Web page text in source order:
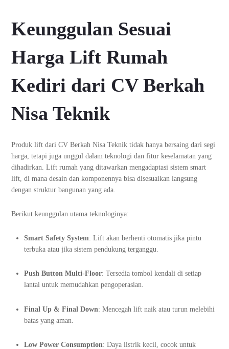
Keunggulan Sesuai
Harga Lift Rumah
Kediri dari CV Berkah
Nisa Teknik
Produk lift dari CV Berkah Nisa Teknik tidak hanya bersaing dari segi
harga, tetapi juga unggul dalam teknologi dan fitur keselamatan yang
dihadirkan. Lift rumah yang ditawarkan mengadaptasi sistem smart
lift, di mana desain dan komponennya bisa disesuaikan langsung
dengan struktur bangunan yang ada.
Berikut keunggulan utama teknologinya:
Smart Safety System: Lift akan berhenti otomatis jika pintu
terbuka atau jika sistem pendukung terganggu.
Push Button Multi-Floor: Tersedia tombol kendali di setiap
lantai untuk memudahkan pengoperasian.
Final Up & Final Down: Mencegah lift naik atau turun melebihi
batas yang aman.
Low Power Consumption: Daya listrik kecil, cocok untuk